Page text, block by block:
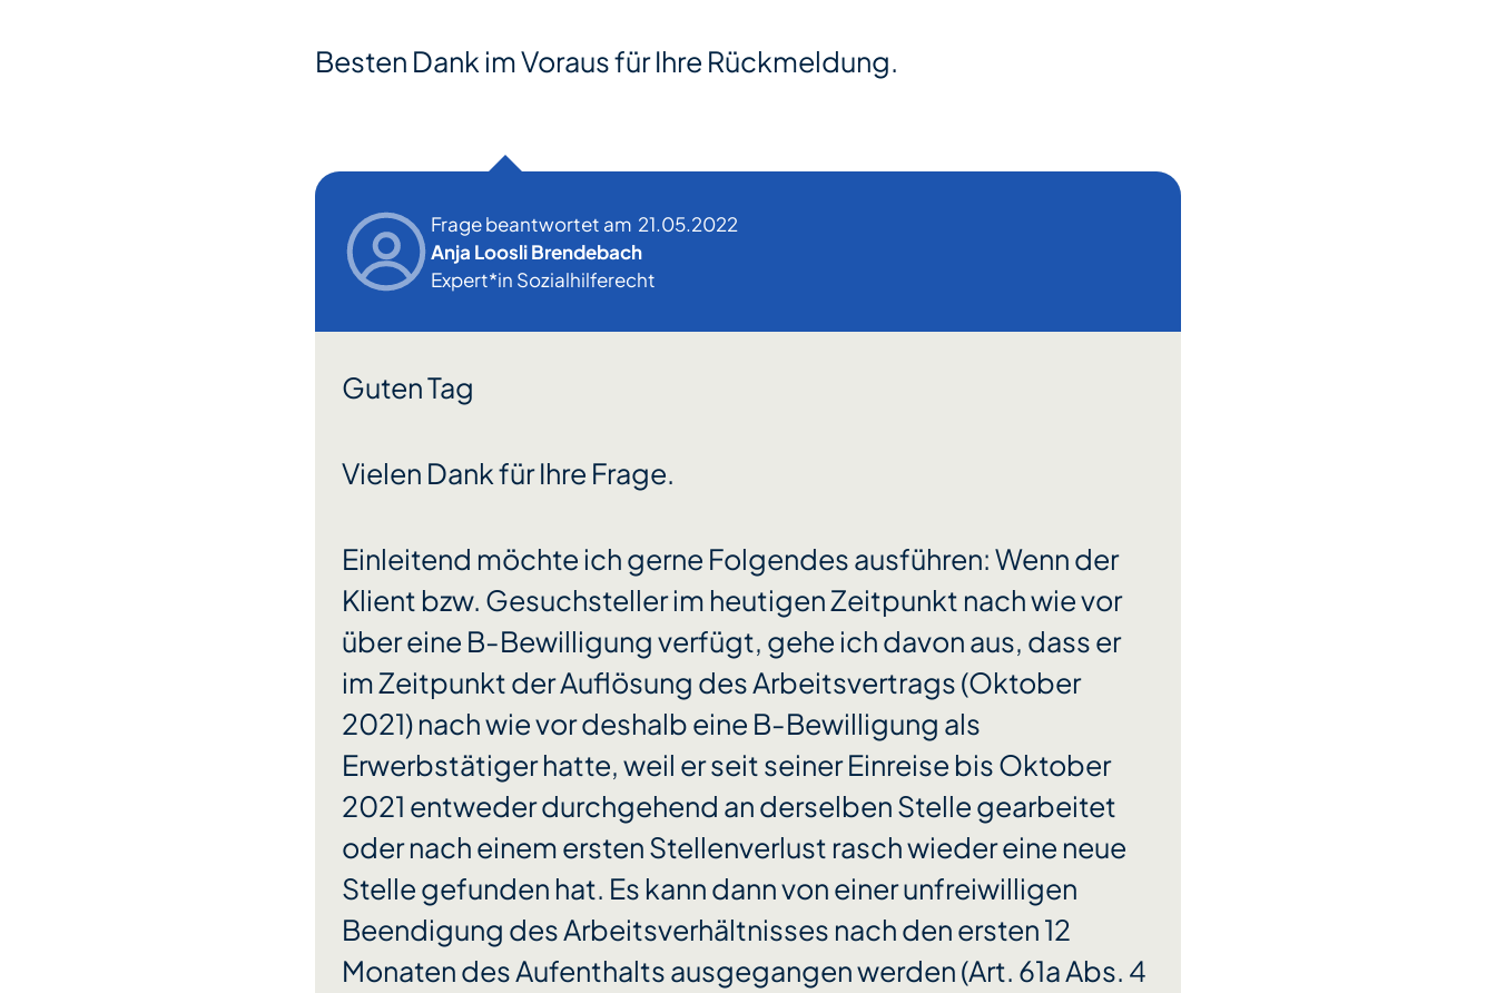
Besten Dank im Voraus für Ihre Rückmeldung.
Frage beantwortet am 21.05.2022
Anja Loosli Brendebach
Expert*in Sozialhilferecht
Guten Tag
Vielen Dank für Ihre Frage.
Einleitend möchte ich gerne Folgendes ausführen: Wenn der
Klient bzw. Gesuchsteller im heutigen Zeitpunkt nach wie vor
über eine B-Bewilligung verfügt, gehe ich davon aus, dass er
im Zeitpunkt der Auflösung des Arbeitsvertrags (Oktober
2021) nach wie vor deshalb eine B-Bewilligung als
Erwerbstätiger hatte, weil er seit seiner Einreise bis Oktober
2021 entweder durchgehend an derselben Stelle gearbeitet
oder nach einem ersten Stellenverlust rasch wieder eine neue
Stelle gefunden hat. Es kann dann von einer unfreiwilligen
Beendigung des Arbeitsverhältnisses nach den ersten 12
Monaten des Aufenthalts ausgegangen werden (Art. 61a Abs. 4